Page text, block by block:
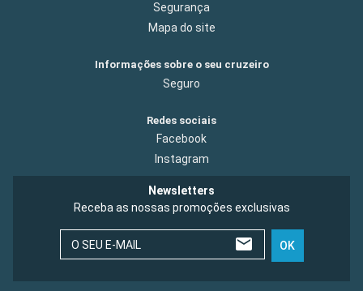
Segurança
Mapa do site
Informações sobre o seu cruzeiro
Seguro
Redes sociais
Facebook
Instagram
Newsletters
Receba as nossas promoções exclusivas
O SEU E-MAIL OK